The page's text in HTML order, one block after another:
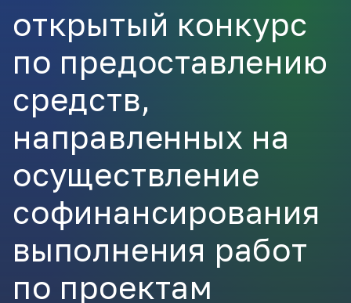
открытый конкурс
по предоставлению
средств,
направленных на
осуществление
софинансирования
выполнения работ
по проектам
Телеграм